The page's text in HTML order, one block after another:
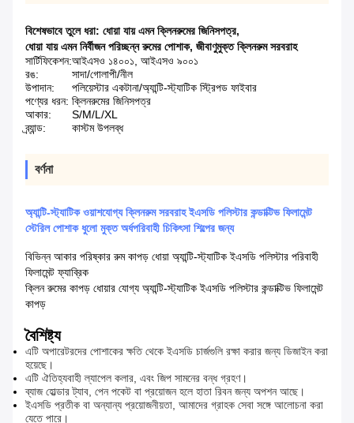
বিশেষভাবে তুলে ধরা: ধোয়া যায় এমন ক্লিনরুমের জিনিসপত্র,
ধোয়া যায় এমন নির্বীজন পরিচ্ছন্ন রুমের পোশাক, জীবাণুমুক্ত ক্লিনরুম সরবরাহ
সার্টিফিকেশন:আইএসও ১৪০০১, আইএসও ৯০০১
রঙ:
সাদা/গোলাপী/নীল
উপাদান:
পলিয়েস্টার একটানা/অ্যান্টি-স্ট্যাটিক স্ট্রিপড ফাইবার
পণ্যের ধরন: ক্লিনরুমের জিনিসপত্র
আকার:
S/M/L/XL
ব্র্যান্ড:
কাস্টম উপলব্ধ
বর্ণনা
অ্যান্টি-স্ট্যাটিক ওয়াশযোগ্য ক্লিনরুম সরবরাহ ইএসডি পলিস্টার কন্ডাক্টিভ ফিলামেন্ট
স্টেরিল পোশাক ধুলো মুক্ত অর্ধপরিবাহী চিকিৎসা শিল্পের জন্য
বিভিন্ন আকার পরিষ্কার রুম কাপড় ধোয়া অ্যান্টি-স্ট্যাটিক ইএসডি পলিস্টার পরিবাহী
ফিলামেন্ট ফ্যাব্রিক
ক্লিন রুমের কাপড় ধোয়ার যোগ্য অ্যান্টি-স্ট্যাটিক ইএসডি পলিস্টার কন্ডাক্টিভ ফিলামেন্ট
কাপড়
বৈশিষ্ট্য
এটি অপারেটরদের পোশাকের ক্ষতি থেকে ইএসডি চার্জগুলি রক্ষা করার জন্য ডিজাইন করা
হয়েছে।
এটি ঐতিহ্যবাহী ল্যাপেল কলার, এবং জিপ সামনের বন্ধ গ্রহণ।
ব্যাজ হোল্ডার ট্যাব, পেন পকেট বা প্রয়োজন হলে হাতা রিবন জন্য অপশন আছে।
ইএসডি প্রতীক বা অন্যান্য প্রয়োজনীয়তা, আমাদের গ্রাহক সেবা সঙ্গে আলোচনা করা
যেতে পারে।